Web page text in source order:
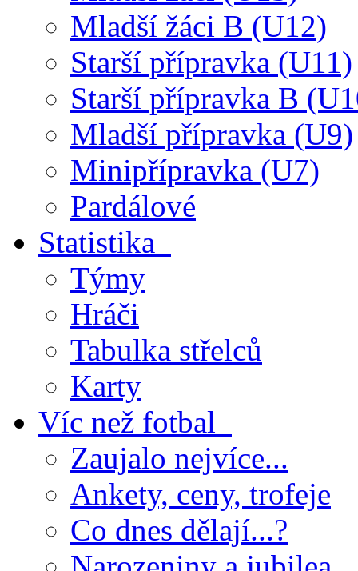
Mladší žáci B (U12)
Starší přípravka (U11)
Starší přípravka B
Mladší přípravka (U9)
Minipřípravka (U7)
Pardálové
Statistika
Týmy
Hráči
Tabulka střelců
Karty
Víc než fotbal
Zaujalo nejvíce...
Ankety, ceny, trofeje
Co dnes dělají...?